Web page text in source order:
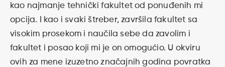
kao najmanje tehnički fakultet od ponuđenih mi
opcija. I kao i svaki štreber, završila fakultet sa
visokim prosekom i naučila sebe da zavolim i
fakultet i posao koji mi je on omogućio. U okviru
ovih za mene izuzetno značajnih godina povratka